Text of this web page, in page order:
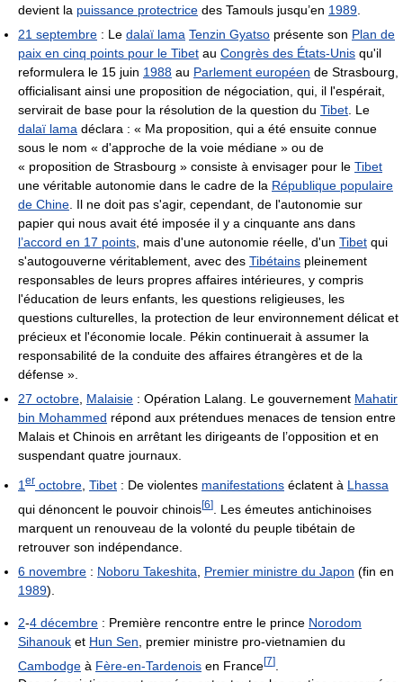
devient la puissance protectrice des Tamouls jusqu’en 1989.
21 septembre : Le dalaï lama Tenzin Gyatso présente son Plan de
paix en cinq points pour le Tibet au Congrès des États-Unis qu'il
reformulera le 15 juin 1988 au Parlement européen de Strasbourg,
officialisant ainsi une proposition de négociation, qui, il l'espérait,
servirait de base pour la résolution de la question du Tibet. Le
dalaï lama déclara : « Ma proposition, qui a été ensuite connue
sous le nom « d'approche de la voie médiane » ou de
« proposition de Strasbourg » consiste à envisager pour le Tibet
une véritable autonomie dans le cadre de la République populaire
de Chine. Il ne doit pas s'agir, cependant, de l'autonomie sur
papier qui nous avait été imposée il y a cinquante ans dans
l’accord en 17 points, mais d'une autonomie réelle, d'un Tibet qui
s'autogouverne véritablement, avec des Tibétains pleinement
responsables de leurs propres affaires intérieures, y compris
l'éducation de leurs enfants, les questions religieuses, les
questions culturelles, la protection de leur environnement délicat et
précieux et l'économie locale. Pékin continuerait à assumer la
responsabilité de la conduite des affaires étrangères et de la
défense ».
27 octobre, Malaisie : Opération Lalang. Le gouvernement Mahatir
bin Mohammed répond aux prétendues menaces de tension entre
Malais et Chinois en arrêtant les dirigeants de l’opposition et en
suspendant quatre journaux.
1 er octobre Tibet : De violentes manifestations éclatent à Lhassa
qui dénoncent le pouvoir chinois[6]
. Les émeutes antichinoises
marquent un renouveau de la volonté du peuple tibétain de
retrouver son indépendance.
6 novembre : Noboru Takeshita Premier ministre du Japon (fin en
1989).
2-4 décembre : Première rencontre entre le prince Norodom
Sihanouk et Hun Sen , premier ministre pro-vietnamien du
Cambodge à Fère-en-Tardenois en France[7]